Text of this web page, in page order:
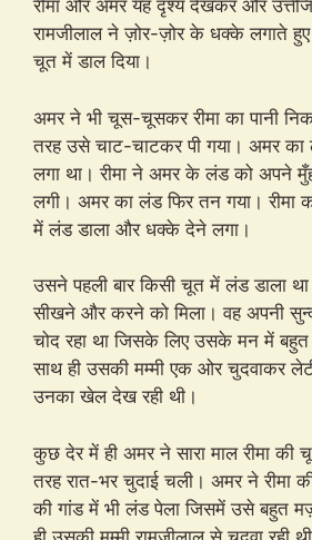
रीमा और अमर यह दृश्य देखकर और
रामजीलाल ने ज़ोर-ज़ोर के धक्के लगाते हुए
चूत में डाल दिया।
अमर ने भी चूस-चूसकर रीमा का पानी
तरह उसे चाट-चाटकर पी गया। अमर का
लगा था। रीमा ने अमर के लंड को अपने
लगी। अमर का लंड फिर तन गया। रीमा
में लंड डाला और धक्के देने लगा।
उसने पहली बार किसी चूत में लंड डाला
सीखने और करने को मिला। वह अपनी
चोद रहा था जिसके लिए उसके मन में बहुत
साथ ही उसकी मम्मी एक ओर चुदवाकर
उनका खेल देख रही थी।
कुछ देर में ही अमर ने सारा माल रीमा की
तरह रात-भर चुदाई चली। अमर ने रीमा
की गांड में भी लंड पेला जिसमें उसे बहुत